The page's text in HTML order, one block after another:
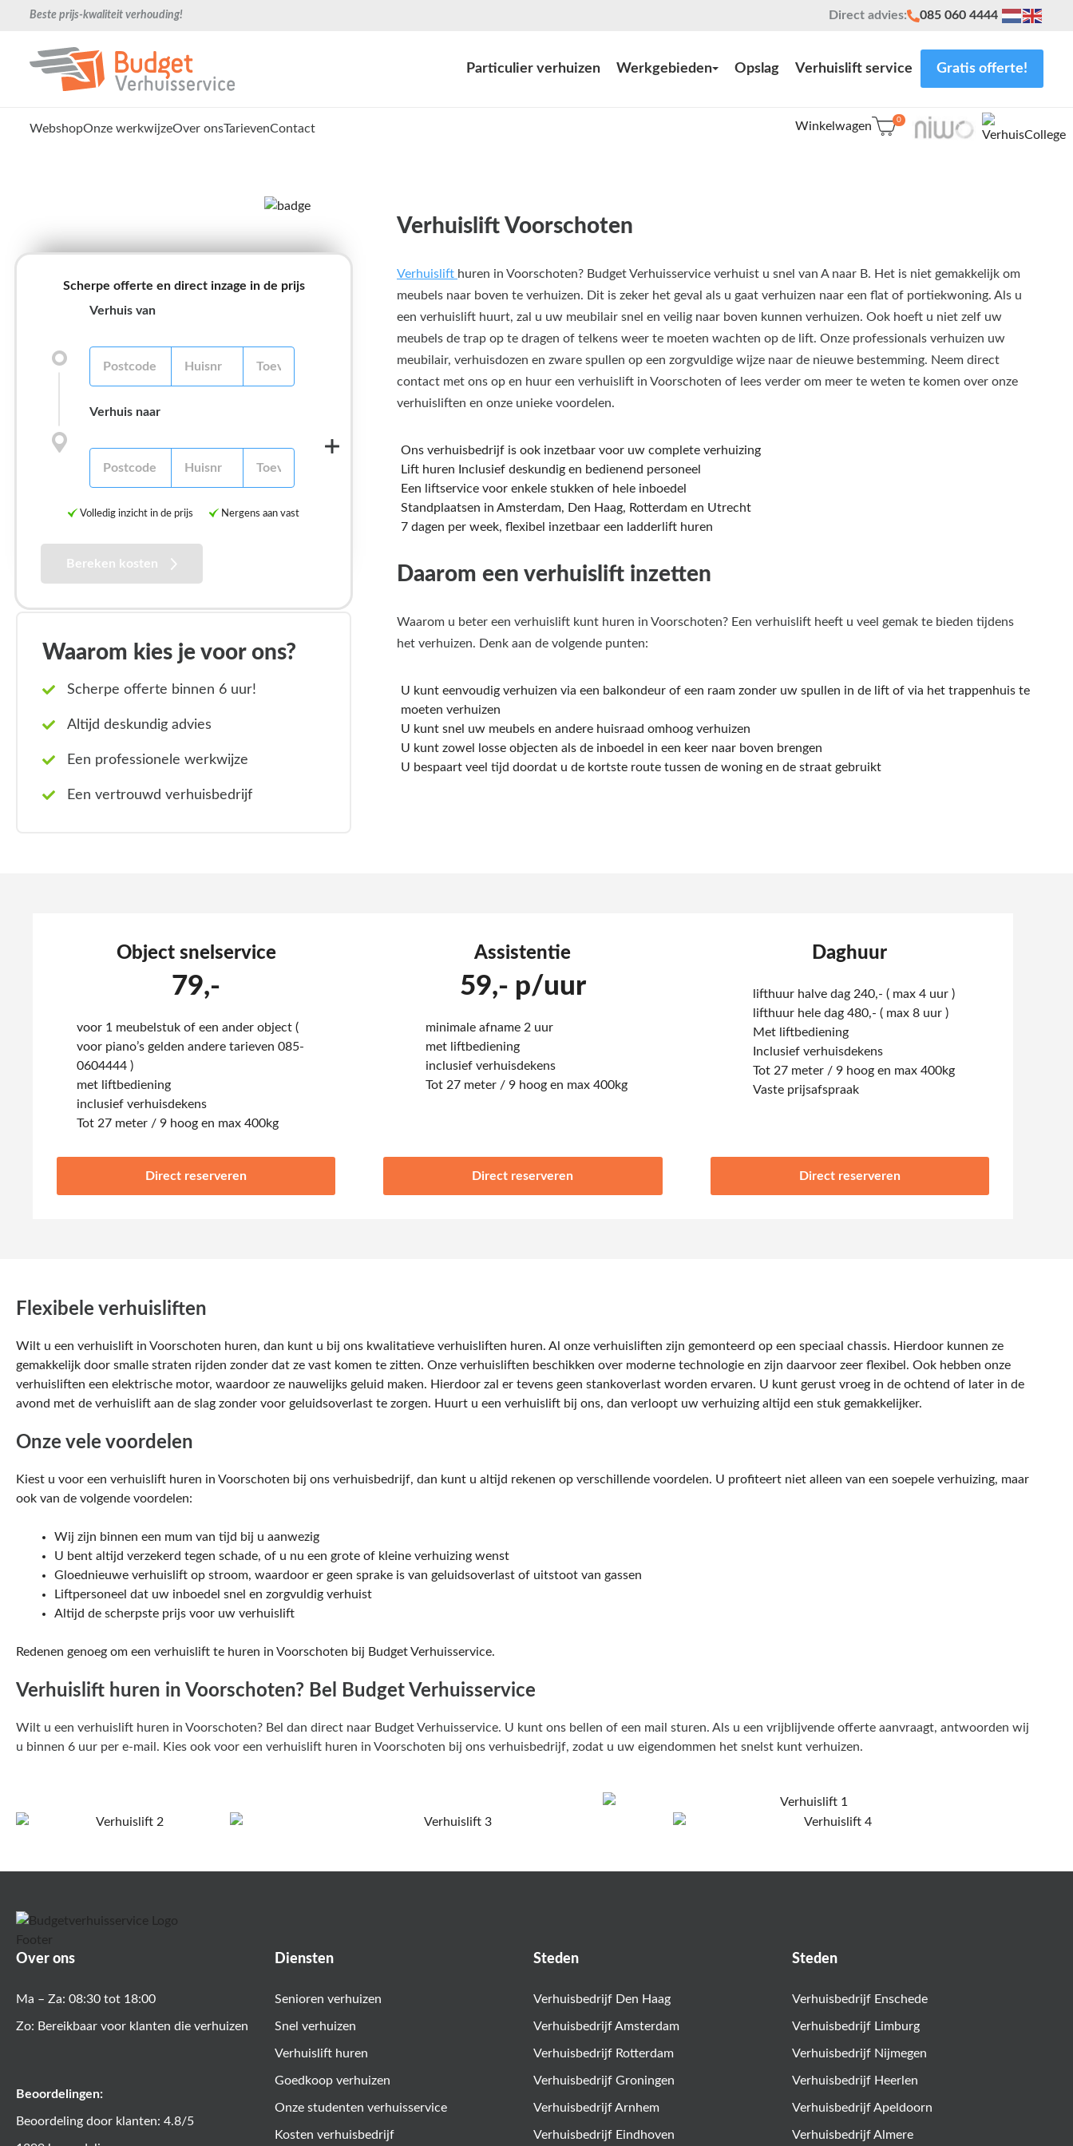
Beste prijs-kwaliteit verhouding! Direct advies: 085 060 4444
Particulier verhuizen Werkgebieden Opslag Verhuislift service Gratis offerte!
WebshopOnze werkwijzeOver onsTarievenContact Winkelwagen 0
Scherpe offerte en direct inzage in de prijs
Verhuis van
Verhuis naar
Volledig inzicht in de prijs Nergens aan vast
Bereken kosten
Waarom kies je voor ons?
Scherpe offerte binnen 6 uur!
Altijd deskundig advies
Een professionele werkwijze
Een vertrouwd verhuisbedrijf
Verhuislift Voorschoten
Verhuislift huren in Voorschoten? Budget Verhuisservice verhuist u snel van A naar B. Het is niet gemakkelijk om
meubels naar boven te verhuizen. Dit is zeker het geval als u gaat verhuizen naar een flat of portiekwoning. Als u
een verhuislift huurt, zal u uw meubilair snel en veilig naar boven kunnen verhuizen. Ook hoeft u niet zelf uw
meubels de trap op te dragen of telkens weer te moeten wachten op de lift. Onze professionals verhuizen uw
meubilair, verhuisdozen en zware spullen op een zorgvuldige wijze naar de nieuwe bestemming. Neem direct
contact met ons op en huur een verhuislift in Voorschoten of lees verder om meer te weten te komen over onze
verhuisliften en onze unieke voordelen.
Ons verhuisbedrijf is ook inzetbaar voor uw complete verhuizing
Lift huren Inclusief deskundig en bedienend personeel
Een liftservice voor enkele stukken of hele inboedel
Standplaatsen in Amsterdam, Den Haag, Rotterdam en Utrecht
7 dagen per week, flexibel inzetbaar een ladderlift huren
Daarom een verhuislift inzetten
Waarom u beter een verhuislift kunt huren in Voorschoten? Een verhuislift heeft u veel gemak te bieden tijdens
het verhuizen. Denk aan de volgende punten:
U kunt eenvoudig verhuizen via een balkondeur of een raam zonder uw spullen in de lift of via het trappenhuis te
moeten verhuizen
U kunt snel uw meubels en andere huisraad omhoog verhuizen
U kunt zowel losse objecten als de inboedel in een keer naar boven brengen
U bespaart veel tijd doordat u de kortste route tussen de woning en de straat gebruikt
Object snelservice
79,-
voor 1 meubelstuk of een ander object (
voor piano’s gelden andere tarieven 085-
0604444 )
met liftbediening
inclusief verhuisdekens
Tot 27 meter / 9 hoog en max 400kg
Direct reserveren
Assistentie
59,- p/uur
minimale afname 2 uur
met liftbediening
inclusief verhuisdekens
Tot 27 meter / 9 hoog en max 400kg
Direct reserveren
Daghuur
lifthuur halve dag 240,- ( max 4 uur )
lifthuur hele dag 480,- ( max 8 uur )
Met liftbediening
Inclusief verhuisdekens
Tot 27 meter / 9 hoog en max 400kg
Vaste prijsafspraak
Direct reserveren
Flexibele verhuisliften
Wilt u een verhuislift in Voorschoten huren, dan kunt u bij ons kwalitatieve verhuisliften huren. Al onze verhuisliften zijn gemonteerd op een speciaal chassis. Hierdoor kunnen ze
gemakkelijk door smalle straten rijden zonder dat ze vast komen te zitten. Onze verhuisliften beschikken over moderne technologie en zijn daarvoor zeer flexibel. Ook hebben onze
verhuisliften een elektrische motor, waardoor ze nauwelijks geluid maken. Hierdoor zal er tevens geen stankoverlast worden ervaren. U kunt gerust vroeg in de ochtend of later in de
avond met de verhuislift aan de slag zonder voor geluidsoverlast te zorgen. Huurt u een verhuislift bij ons, dan verloopt uw verhuizing altijd een stuk gemakkelijker.
Onze vele voordelen
Kiest u voor een verhuislift huren in Voorschoten bij ons verhuisbedrijf, dan kunt u altijd rekenen op verschillende voordelen. U profiteert niet alleen van een soepele verhuizing, maar
ook van de volgende voordelen:
Wij zijn binnen een mum van tijd bij u aanwezig
U bent altijd verzekerd tegen schade, of u nu een grote of kleine verhuizing wenst
Gloednieuwe verhuislift op stroom, waardoor er geen sprake is van geluidsoverlast of uitstoot van gassen
Liftpersoneel dat uw inboedel snel en zorgvuldig verhuist
Altijd de scherpste prijs voor uw verhuislift
Redenen genoeg om een verhuislift te huren in Voorschoten bij Budget Verhuisservice.
Verhuislift huren in Voorschoten? Bel Budget Verhuisservice
Wilt u een verhuislift huren in Voorschoten? Bel dan direct naar Budget Verhuisservice. U kunt ons bellen of een mail sturen. Als u een vrijblijvende offerte aanvraagt, antwoorden wij
u binnen 6 uur per e-mail. Kies ook voor een verhuislift huren in Voorschoten bij ons verhuisbedrijf, zodat u uw eigendommen het snelst kunt verhuizen.
Over ons
Ma – Za: 08:30 tot 18:00
Zo: Bereikbaar voor klanten die verhuizen
Beoordelingen:
Beoordeling door klanten: 4.8/5
Diensten
Senioren verhuizen
Snel verhuizen
Verhuislift huren
Goedkoop verhuizen
Onze studenten verhuisservice
Kosten verhuisbedrijf
Steden
Verhuisbedrijf Den Haag
Verhuisbedrijf Amsterdam
Verhuisbedrijf Rotterdam
Verhuisbedrijf Groningen
Verhuisbedrijf Arnhem
Verhuisbedrijf Eindhoven
Steden
Verhuisbedrijf Enschede
Verhuisbedrijf Limburg
Verhuisbedrijf Nijmegen
Verhuisbedrijf Heerlen
Verhuisbedrijf Apeldoorn
Verhuisbedrijf Almere